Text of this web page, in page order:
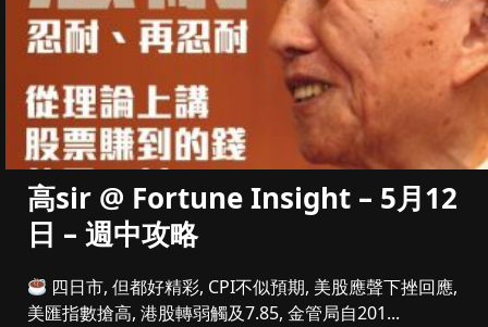
高sir @ Fortune Insight – 5月12
日 – 週中攻略
四日市, 但都好精彩, CPI不似預期, 美股應聲下挫回應,
美匯指數搶高, 港股轉弱觸及7.85, 金管局自201...